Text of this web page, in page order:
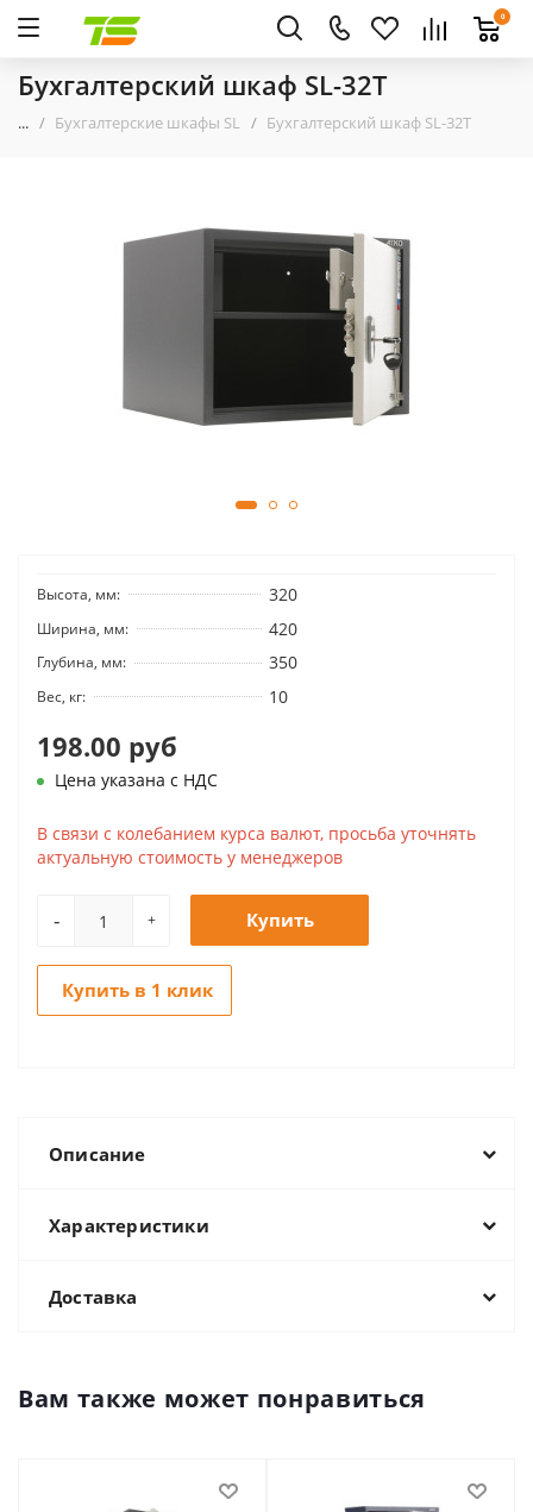
0
Бухгалтерский шкаф SL-32T
... Бухгалтерские шкафы SL Бухгалтерский шкаф SL-32T
Высота, мм: 320
Ширина, мм: 420
Глубина, мм: 350
Вес, кг: 10
198.00 руб
Цена указана с НДС
В связи с колебанием курса валют, просьба уточнять
актуальную стоимость у менеджеров
+
- Купить
Купить в 1 клик
Описание
Характеристики
Доставка
Вам также может понравиться